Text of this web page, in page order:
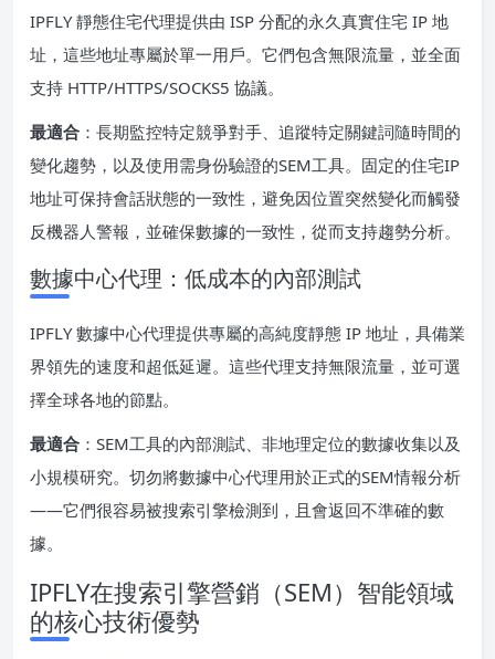
IPFLY 靜態住宅代理提供由 ISP 分配的永久真實住宅 IP 地
址，這些地址專屬於單一用戶。它們包含無限流量，並全面
支持 HTTP/HTTPS/SOCKS5 協議。
最適合 ：長期監控特定競爭對手、追蹤特定關鍵詞隨時間的
變化趨勢，以及使用需身份驗證的SEM工具。固定的住宅IP
地址可保持會話狀態的一致性，避免因位置突然變化而觸發
反機器人警報，並確保數據的一致性，從而支持趨勢分析。
數據中心代理：低成本的內部測試
IPFLY 數據中心代理提供專屬的高純度靜態 IP 地址，具備業
界領先的速度和超低延遲。這些代理支持無限流量，並可選
擇全球各地的節點。
最適合 ：SEM工具的內部測試、非地理定位的數據收集以及
小規模研究。切勿將數據中心代理用於正式的SEM情報分析
——它們很容易被搜索引擎檢測到，且會返回不準確的數
據。
IPFLY在搜索引擎營銷（SEM）智能領域
的核心技術優勢